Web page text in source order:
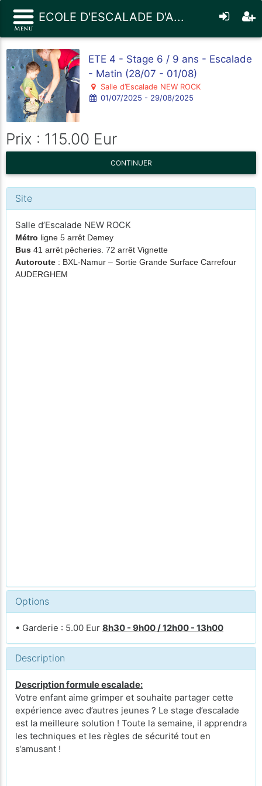
ECOLE D'ESCALADE D'A...
ETE 4 - Stage 6 / 9 ans - Escalade
- Matin (28/07 - 01/08)
Salle d’Escalade NEW ROCK
01/07/2025 - 29/08/2025
Prix : 115.00 Eur
CONTINUER
Site
Salle d’Escalade NEW ROCK
Métro ligne 5 arrêt Demey
Bus 41 arrêt pêcheries. 72 arrêt Vignette
Autoroute : BXL-Namur – Sortie Grande Surface Carrefour
AUDERGHEM
Options
• Garderie : 5.00 Eur 8h30 - 9h00 / 12h00 - 13h00
Description
Description formule escalade:
Votre enfant aime grimper et souhaite partager cette
expérience avec d’autres jeunes ? Le stage d’escalade
est la meilleure solution ! Toute la semaine, il apprendra
les techniques et les règles de sécurité tout en
s’amusant !